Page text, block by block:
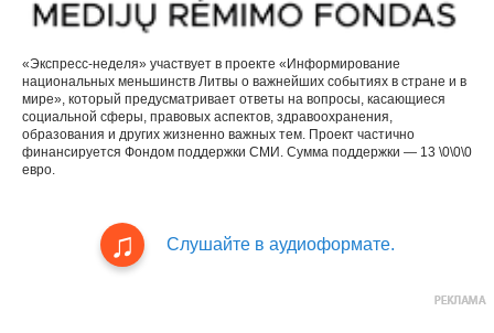
«Экспресс-неделя» участвует в проекте «Информирование
национальных меньшинств Литвы о важнейших событиях в стране и в
мире», который предусматривает ответы на вопросы, касающиеся
социальной сферы, правовых аспектов, здравоохранения,
образования и других жизненно важных тем. Проект частично
финансируется Фондом поддержки СМИ. Сумма поддержки — 13 \0\0\0
евро.
Слушайте в аудиоформате.